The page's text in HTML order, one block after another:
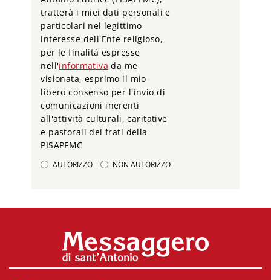
tratterà i miei dati personali e
particolari nel legittimo
interesse dell'Ente religioso,
per le finalità espresse
nell'informativa da me
visionata, esprimo il mio
libero consenso per l'invio di
comunicazioni inerenti
all'attività culturali, caritative
e pastorali dei frati della
PISAPFMC
AUTORIZZO NON AUTORIZZO